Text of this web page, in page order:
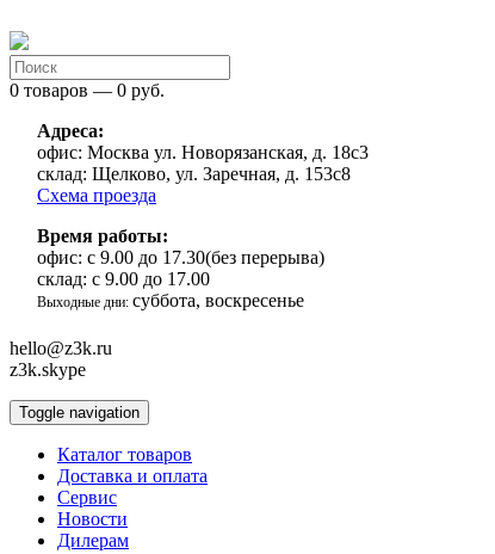
0 товаров — 0 руб.
Адреса:
офис: Москва ул. Новорязанская, д. 18с3
склад: Щелково, ул. Заречная, д. 153с8
Схема проезда
Время работы:
офис: с 9.00 до 17.30(без перерыва)
склад: с 9.00 до 17.00
Выходные дни: суббота, воскресенье
hello@z3k.ru
z3k.skype
Toggle navigation
Каталог товаров
Доставка и оплата
Сервис
Новости
Дилерам